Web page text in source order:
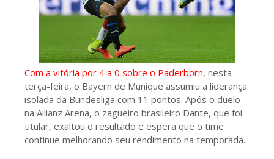
Com a vitória por 4 a 0 sobre o Paderborn, nesta
terça-feira, o Bayern de Munique assumiu a liderança
isolada da Bundesliga com 11 pontos. Após o duelo
na Allianz Arena, o zagueiro brasileiro Dante, que foi
titular, exaltou o resultado e espera que o time
continue melhorando seu rendimento na temporada.